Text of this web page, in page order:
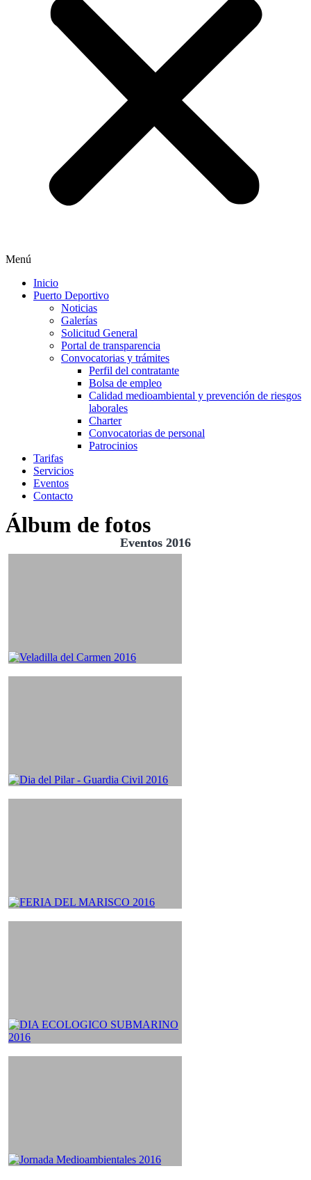
Menú
Inicio
Puerto Deportivo
Noticias
Galerías
Solicitud General
Portal de transparencia
Convocatorias y trámites
Perfil del contratante
Bolsa de empleo
Calidad medioambiental y prevención de riesgos
laborales
Charter
Convocatorias de personal
Patrocinios
Tarifas
Servicios
Eventos
Contacto
Álbum de fotos
Eventos 2016